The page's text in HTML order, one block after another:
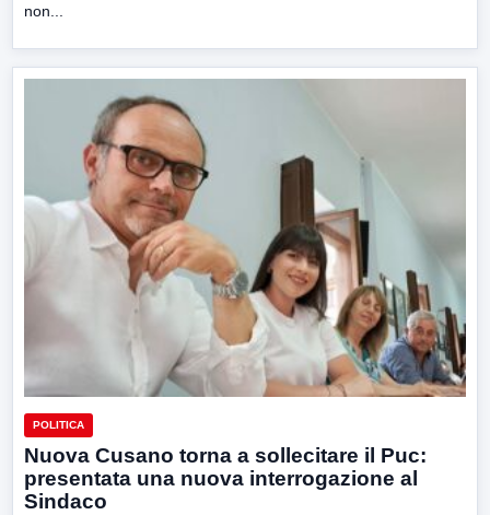
non...
POLITICA
Nuova Cusano torna a sollecitare il Puc:
presentata una nuova interrogazione al
Sindaco